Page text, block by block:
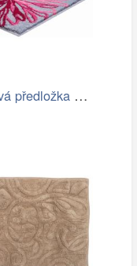
Koupelnová předložka ART